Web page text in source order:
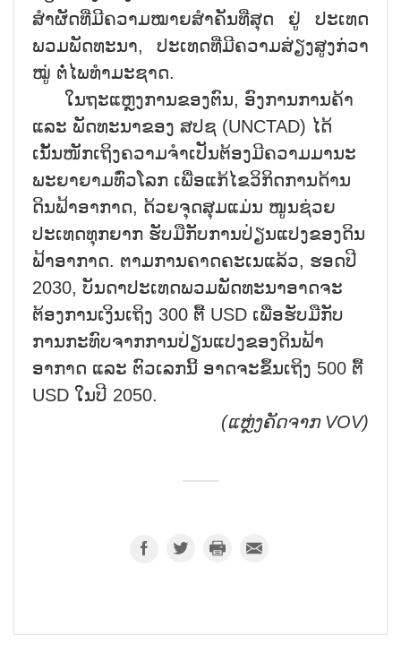
ສຳຜັດທີ່ມີຄວາມໝາຍສຳຄັນທີ່ສຸດ ຢູ່ ປະເທດ
ພວມພັດທະນາ, ປະເທດທີ່ມີຄວາມສ່ຽງສູງກ່ວາ
ໝູ່ ຕໍ່ໄພທຳມະຊາດ.
ໃນຖະແຫຼງການຂອງຕົນ, ອົງການການຄ້າ
ແລະ ພັດທະນາຂອງ ສປຊ (UNCTAD) ໄດ້
ເນັ້ນໜັກເຖິງຄວາມຈຳເປັນຕ້ອງມີຄວາມມານະ
ພະຍາຍາມທົ່ວໂລກ ເພື່ອແກ້ໄຂວິກິດການດ້ານ
ດິນຟ້າອາກາດ, ດ້ວຍຈຸດສຸມແມ່ນ ໜູນຊ່ວຍ
ປະເທດທຸກຍາກ ຮັບມືກັບການປ່ຽນແປງຂອງດິນ
ຟ້າອາກາດ. ຕາມການຄາດຄະເນແລ້ວ, ຮອດປີ
2030, ບັນດາປະເທດພວມພັດທະນາອາດຈະ
ຕ້ອງການເງິນເຖິງ 300 ຕື້ USD ເພື່ອຮັບມືກັບ
ການກະທົບຈາກການປ່ຽນແປງຂອງດິນຟ້າ
ອາກາດ ແລະ ຕົວເລກນີ້ ອາດຈະຂຶ້ນເຖິງ 500 ຕື້
USD ໃນປີ 2050.
(ແຫຼ່ງຄັດຈາກ VOV)